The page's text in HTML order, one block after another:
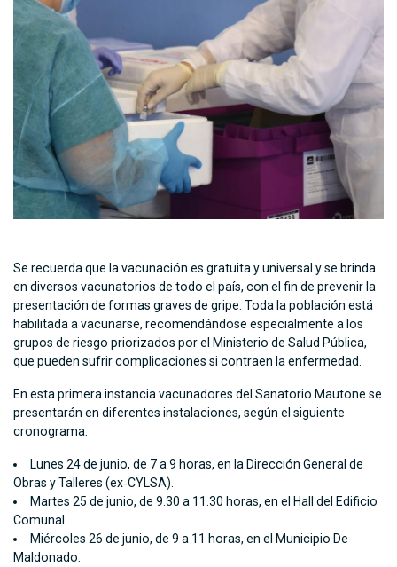
Se recuerda que la vacunación es gratuita y universal y se brinda
en diversos vacunatorios de todo el país, con el fin de prevenir la
presentación de formas graves de gripe. Toda la población está
habilitada a vacunarse, recomendándose especialmente a los
grupos de riesgo priorizados por el Ministerio de Salud Pública,
que pueden sufrir complicaciones si contraen la enfermedad.
En esta primera instancia vacunadores del Sanatorio Mautone se
presentarán en diferentes instalaciones, según el siguiente
cronograma:
Lunes 24 de junio, de 7 a 9 horas, en la Dirección General de
Obras y Talleres (ex‐CYLSA).
Martes 25 de junio, de 9.30 a 11.30 horas, en el Hall del Edificio
Comunal.
Miércoles 26 de junio, de 9 a 11 horas, en el Municipio De
Maldonado.